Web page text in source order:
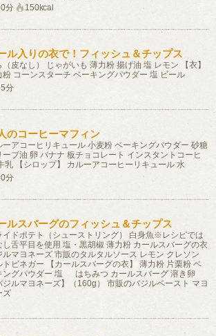
分
150kcal
ル入りの衣で！フィッシュ＆チップス
（皮なし） じゃがいも 薄力粉 揚げ油 塩 レモン 【衣】
粉 コーンスターチ ベーキングパウダー 塩 ビール
分
のコーヒーマフィン
ーアコーヒリキュール 小麦粉 ベーキングパウダー 砂糖
ーブ油 卵 バナナ 板チョコレート インスタントコーヒ
乳 【シロップ】 カルーアコーヒーリキュール 水
分
ルスバーグのフィッシュ＆チップス
イドポテト（シューストリング） 白身魚※レシピでは
し舌平目を使用 塩・黒胡椒 薄力粉 カールスバーグの衣
ルマヨネーズ 市販のタルタルソース レモン クレソン
トビネガー 【カールスバーグの衣】 薄力粉 片栗粉 ベ
ングパウダー 塩 はちみつ カールスバーグ 溶き卵
ジルマヨネーズ】（160g） 市販のバジルペースト マヨ
ズ